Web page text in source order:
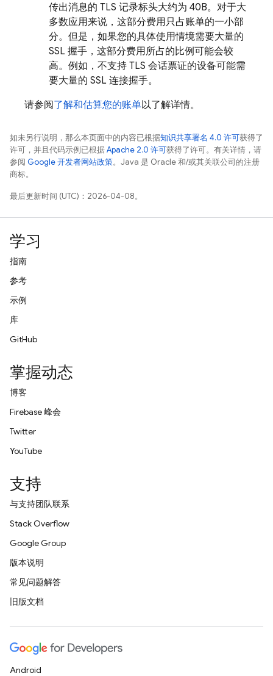
传出消息的 TLS 记录标头大约为 40B。对于大
多数应用来说，这部分费用只占账单的一小部
分。但是，如果您的具体使用情境需要大量的
SSL 握手，这部分费用所占的比例可能会较
高。例如，不支持 TLS 会话票证的设备可能需
要大量的 SSL 连接握手。
请参阅了解和估算您的账单以了解详情。
如未另行说明，那么本页面中的内容已根据知识共享署名 4.0 许可获得了
许可，并且代码示例已根据Apache 2.0 许可获得了许可。有关详情，请
参阅 Google 开发者网站政策。Java 是 Oracle 和/或其关联公司的注册
商标。
最后更新时间 (UTC)：2026-04-08。
学习
指南
参考
示例
库
GitHub
掌握动态
博客
Firebase 峰会
Twitter
YouTube
支持
与支持团队联系
Stack Overflow
Google Group
版本说明
常见问题解答
旧版文档
Android